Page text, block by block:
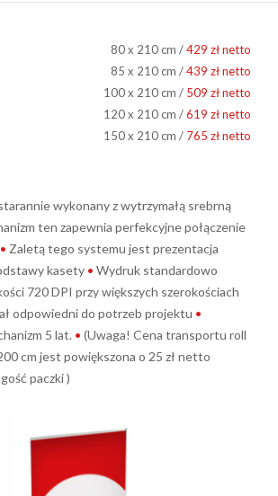
80 x 210 cm /429 zł netto
85 x 210 cm /439 zł netto
100 x 210 cm / 509 zł netto
120 x 210 cm /619 zł netto
150 x 210 cm / 765 zł netto
wykonany z wytrzymałą srebrną
ten zapewnia perfekcyjne połączenie
• Zaletą tego systemu jest prezentacja
kasety • Wydruk standardowo
720 DPI przy większych szerokościach
odpowiedni do potrzeb projektu •
5 lat. • (Uwaga! Cena transportu roll
cm jest powiększona o 25 zł netto
paczki )